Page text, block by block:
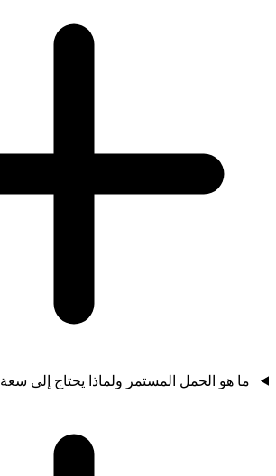
ما هو الحمل المستمر ولماذا يحتاج إلى سعة 125%؟